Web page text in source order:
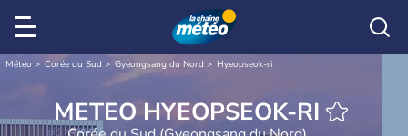
Météo Corée du Sud Gyeongsang du Nord Hyeopseok-ri
METEO HYEOPSEOK-RI